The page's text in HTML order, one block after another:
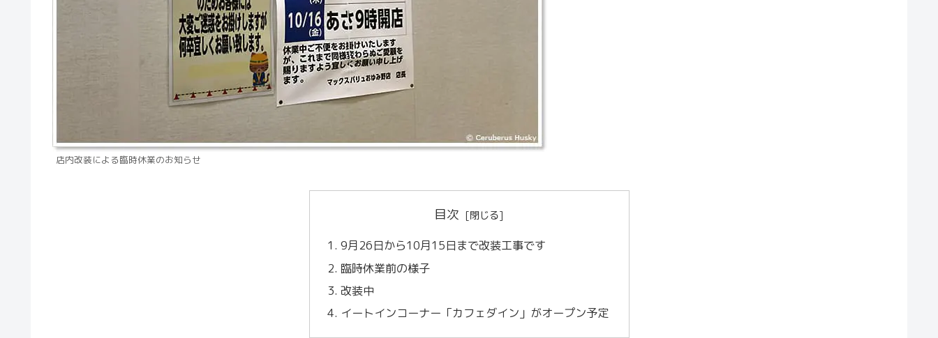
店内改装による臨時休業のお知らせ
目次
9月26日から10月15日まで改装工事です
臨時休業前の様子
改装中
イートインコーナー「カフェダイン」がオープン予定